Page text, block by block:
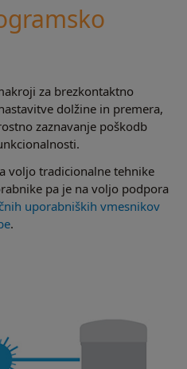
za brezkontaktno
dolžine in premera,
zaznavanje poškodb
voljo tradicionalne tehnike
pa je na voljo podpora
uporabniških vmesnikov
.